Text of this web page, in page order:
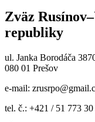
Zväz
republiky
ul. Janka Borodáča
080 01 Prešov
e-mail:
tel. č.: +421 / 51 773 30